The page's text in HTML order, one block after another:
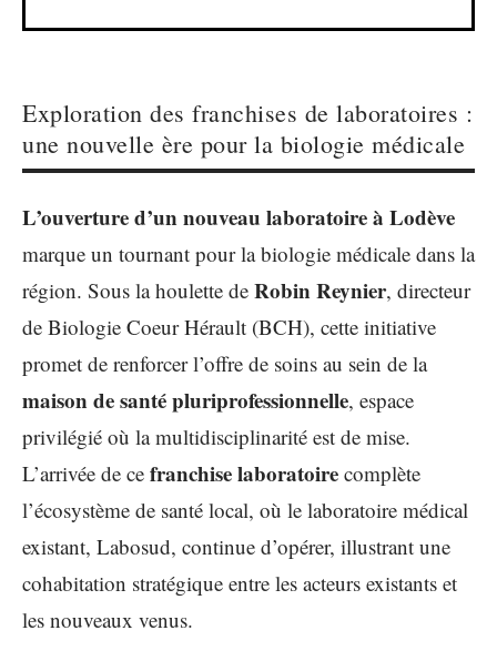
Exploration des franchises de laboratoires :
une nouvelle ère pour la biologie médicale
L’ouverture d’un nouveau laboratoire à Lodève
marque un tournant pour la biologie médicale dans la
région. Sous la houlette de Robin Reynier, directeur
de Biologie Coeur Hérault (BCH), cette initiative
promet de renforcer l’offre de soins au sein de la
maison de santé pluriprofessionnelle, espace
privilégié où la multidisciplinarité est de mise.
L’arrivée de ce franchise laboratoire complète
l’écosystème de santé local, où le laboratoire médical
existant, Labosud, continue d’opérer, illustrant une
cohabitation stratégique entre les acteurs existants et
les nouveaux venus.